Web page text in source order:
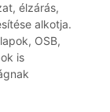
élzárás,
alkotja.
OSB,
is